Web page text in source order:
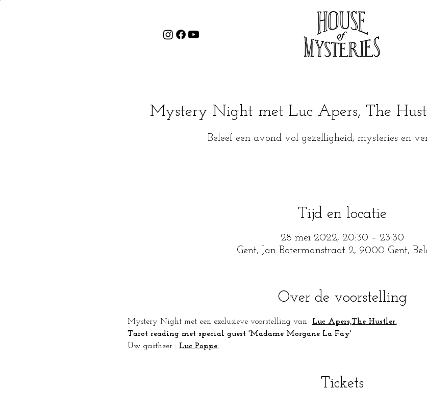
Mystery Night met Luc Apers, The
Beleef een avond vol gezelligheid, mysteries en
Tijd en locatie
28 mei 2022, 20:30 – 23:30
Gent, Jan Botermanstraat 2, 9000 Gent,
Over de voorstelling
Mystery Night met een exclusieve voorstelling van Luc Apers,The Hustler.
Tarot reading met special guest 'Madame Morgane La Fay'
Uw gastheer : Luc Poppe.
Tickets